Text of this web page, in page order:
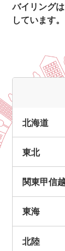
バイリング
しています。
北海道
東北
関東甲信
東海
北陸